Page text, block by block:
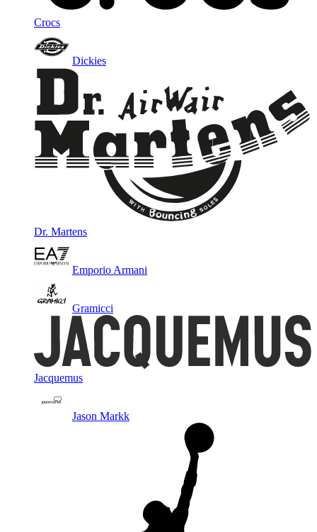
Crocs
Dickies
Dr. Martens
Emporio Armani
Gramicci
Jacquemus
Jason Markk